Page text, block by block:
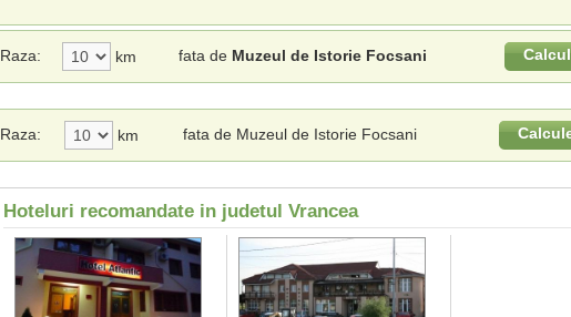
Raza: km fata de Muzeul de Istorie Focsani
Raza: km fata de Muzeul de Istorie Focsani
Hoteluri recomandate in judetul Vrancea